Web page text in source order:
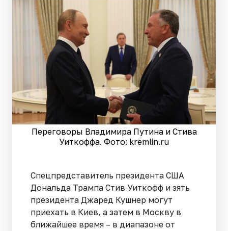
Переговоры Владимира Путина и Стива
Уиткоффа. Фото: kremlin.ru
Спецпредставитель президента США
Дональда Трампа Стив Уиткофф и зять
президента Джаред Кушнер могут
приехать в Киев, а затем в Москву в
ближайшее время – в диапазоне от